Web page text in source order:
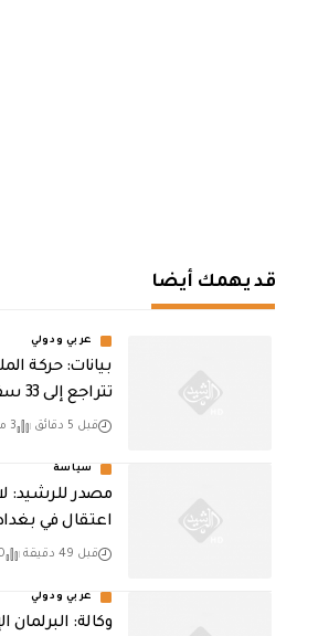
قد يهمك أيضا
عربي ودولي
بيانات: حركة
تتراجع إلى 33 سفينة خلال أسبوع
قبل 5 دقائق 3 مشاهدات
سياسة
مصدر للرشيد:
اعتقال في
قبل 49 دقيقة 10
عربي ودولي
وكالة: البرلمان